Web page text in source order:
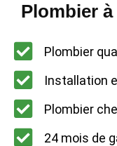
Plombier
Plombier
Installation
Plombier
24 mois de